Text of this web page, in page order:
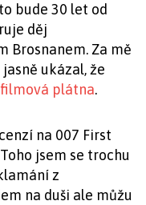
bude 30 let od
děj
Brosnanem. Za mě
ukázal, že
plátna.
na 007 First
jsem se trochu
z
na duši ale můžu